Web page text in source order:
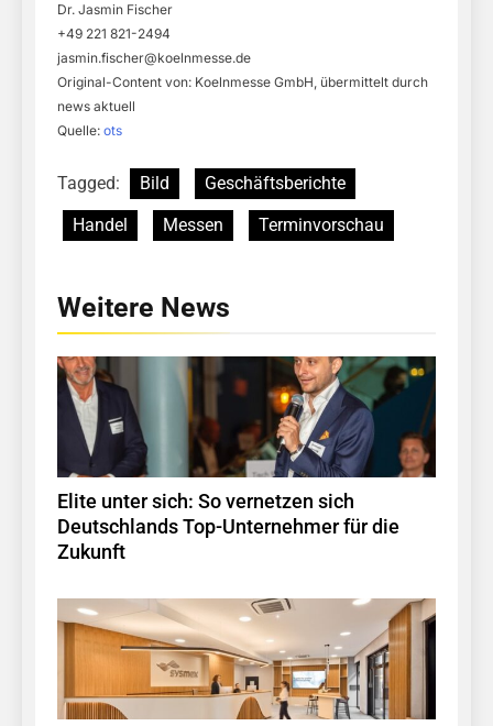
Dr. Jasmin Fischer
+49 221 821-2494
jasmin.fischer@koelnmesse.de
Original-Content von: Koelnmesse GmbH, übermittelt durch
news aktuell
Quelle: ots
Tagged: Bild
Geschäftsberichte
Handel
Messen Terminvorschau
Weitere News
Elite unter sich: So vernetzen sich
Deutschlands Top-Unternehmer für die
Zukunft